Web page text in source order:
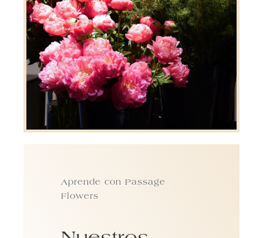
Aprende con Passage
Flowers